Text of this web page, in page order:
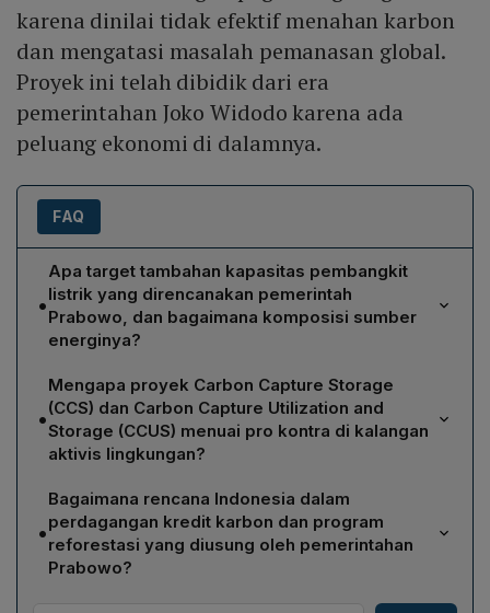
karena dinilai tidak efektif menahan karbon
dan mengatasi masalah pemanasan global.
Proyek ini telah dibidik dari era
pemerintahan Joko Widodo karena ada
peluang ekonomi di dalamnya.
FAQ
•
Apa target tambahan kapasitas pembangkit
listrik yang direncanakan pemerintah
Prabowo, dan bagaimana komposisi sumber
energinya?
listrik sebesar 100 gigawatt dalam 15 tahun ke depan,
dengan 75 persen berasal dari energi baru dan
terbarukan, meliputi bayu (angin), solar, air (hidro),
diharapkan mempercepat dekarbonisasi sektor listrik
Indonesia.
•
Mengapa proyek Carbon Capture Storage
(CCS) dan Carbon Capture Utilization and
Storage (CCUS) menuai pro kontra di kalangan
aktivis lingkungan?
Proyek CCS/CCUS dipandang tidak efektif dalam
menahan karbon karena dianggap hanya menunda
pengurangan emisi langsung dan berpotensi
menambah jejak karbon bila tidak dikelola tepat. Meski
•
Bagaimana rencana Indonesia dalam
perdagangan kredit karbon dan program
reforestasi yang diusung oleh pemerintahan
Prabowo?
Indonesia akan menawarkan kredit karbon yang